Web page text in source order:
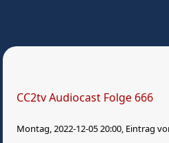
CC2tv Audiocast Folge 666
Montag, 2022-12-05 20:00, Eintrag